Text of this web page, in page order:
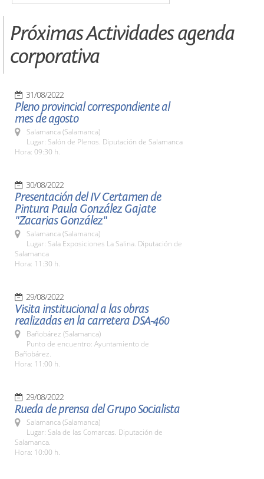
Próximas Actividades agenda
corporativa
31/08/2022
Pleno provincial correspondiente al
mes de agosto
Salamanca (Salamanca)
Lugar: Salón de Plenos. Diputación de Salamanca
Hora: 09:30 h.
30/08/2022
Presentación del IV Certamen de
Pintura Paula González Gajate
"Zacarias González"
Salamanca (Salamanca)
Lugar: Sala Exposiciones La Salina. Diputación de
Salamanca
Hora: 11:30 h.
29/08/2022
Visita institucional a las obras
realizadas en la carretera DSA-460
Bañobárez (Salamanca)
Punto de encuentro: Ayuntamiento de
Bañobárez.
Hora: 11:00 h.
29/08/2022
Rueda de prensa del Grupo Socialista
Salamanca (Salamanca)
Lugar: Sala de las Comarcas. Diputación de
Salamanca.
Hora: 10:00 h.